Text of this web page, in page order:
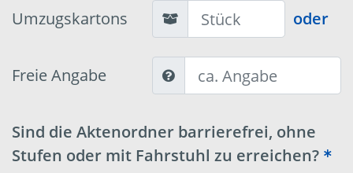
Umzugskartons oder
Freie Angabe
Sind die Aktenordner barrierefrei, ohne
Stufen oder mit Fahrstuhl zu erreichen?